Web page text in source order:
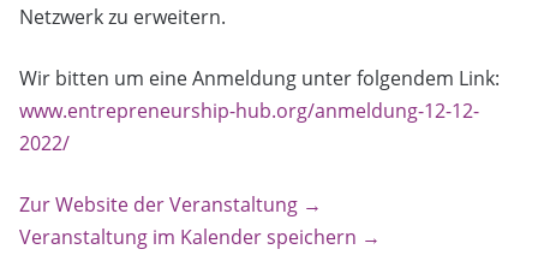
Netzwerk zu erweitern.
Wir bitten um eine Anmeldung unter folgendem Link:
www.entrepreneurship-hub.org/anmeldung-12-12-
2022/
Zur Website der Veranstaltung →
Veranstaltung im Kalender speichern →